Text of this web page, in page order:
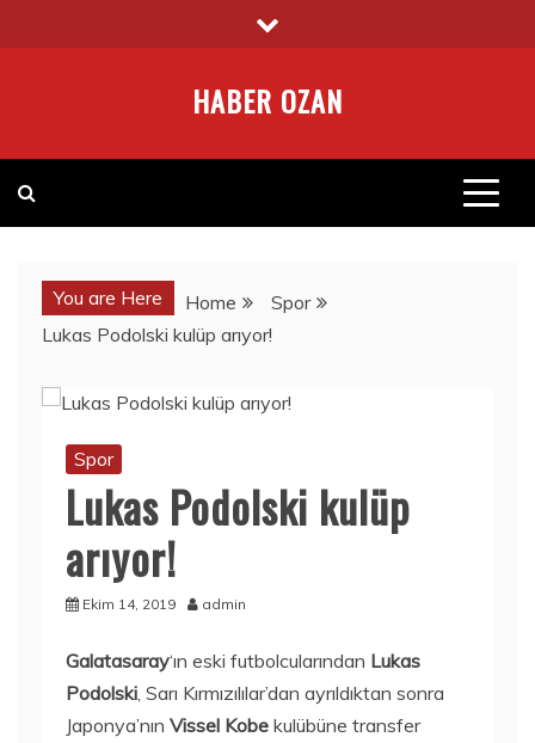
to
HABER OZAN
You are Here Home
Spor
Lukas Podolski kulüp arıyor!
Spor
Lukas Podolski kulüp
arıyor!
Ekim 14, 2019 admin
Galatasaray‘ın eski futbolcularından Lukas
Podolski, Sarı Kırmızılılar’dan ayrıldıktan sonra
Japonya’nın Vissel Kobe kulübüne transfer